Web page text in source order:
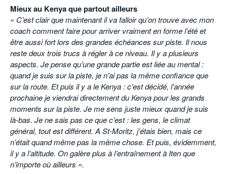
Mieux au Kenya que partout ailleurs
« C’est clair que maintenant il va falloir qu’on trouve avec mon
coach comment faire pour arriver vraiment en forme l’été et
être aussi fort lors des grandes échéances sur piste. Il nous
reste deux trois trucs à régler à ce niveau. Il y a plusieurs
aspects. Je pense qu’une grande partie est liée au mental :
quand je suis sur la piste, je n’ai pas la même confiance que
sur la route. Et puis il y a le Kenya : c’est décidé, l’année
prochaine je viendrai directement du Kenya pour les grands
moments sur la piste. Je me sens juste mieux quand je suis
là-bas. Je ne sais pas ce que c’est : les gens, le climat
général, tout est différent. A St-Moritz, j’étais bien, mais ce
n’était quand même pas la même chose. Et puis, évidemment,
il y a l’altitude. On galère plus à l’entraînement à Iten que
n’importe où ailleurs ».